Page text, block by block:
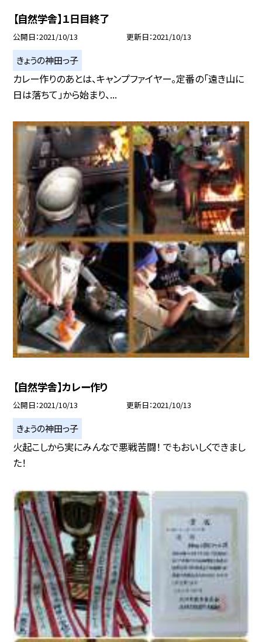
【自然学舎】１日目終了
公開日 2021/10/13 更新日 2021/10/13
きょうの神田っ子
カレー作りのあとは、キャンプファイヤー。定番の「遠き山に
日は落ちて」から始まり、...
【自然学舎】カレー作り
公開日 2021/10/13 更新日 2021/10/13
きょうの神田っ子
火起こしから実にみんなで悪戦苦闘！ でもおいしくできまし
た！